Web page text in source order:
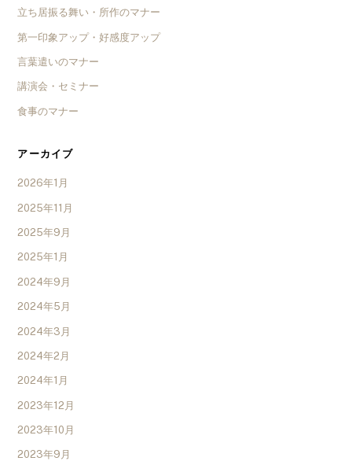
立ち居振る舞い・所作のマナー
第一印象アップ・好感度アップ
言葉遣いのマナー
講演会・セミナー
食事のマナー
アーカイブ
2026年1月
2025年11月
2025年9月
2025年1月
2024年9月
2024年5月
2024年3月
2024年2月
2024年1月
2023年12月
2023年10月
2023年9月